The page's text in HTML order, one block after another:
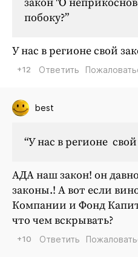
побоку?”
У нас в регионе свой
+12 Ответить
best
“У нас в регионе свой
АДА наш закон! он
законы.! А вот если
Компании и Фонд
что чем вскрывать?
+10 Ответить